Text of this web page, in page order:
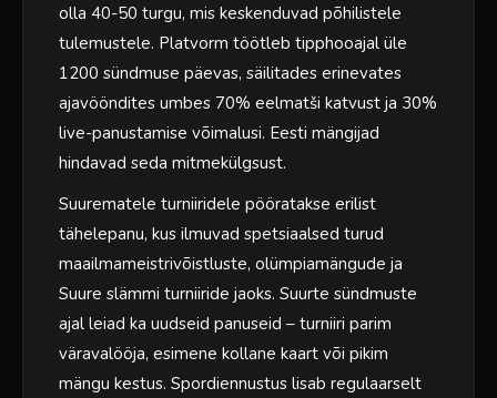
olla 40-50 turgu, mis keskenduvad põhilistele
tulemustele. Platvorm töötleb tipphooajal üle
1200 sündmuse päevas, säilitades erinevates
ajavööndites umbes 70% eelmatši katvust ja 30%
live-panustamise võimalusi. Eesti mängijad
hindavad seda mitmekülgsust.
Suurematele turniiridele pööratakse erilist
tähelepanu, kus ilmuvad spetsiaalsed turud
maailmameistrivõistluste, olümpiamängude ja
Suure slämmi turniiride jaoks. Suurte sündmuste
ajal leiad ka uudseid panuseid – turniiri parim
väravalööja, esimene kollane kaart või pikim
mängu kestus. Spordiennustus lisab regulaarselt